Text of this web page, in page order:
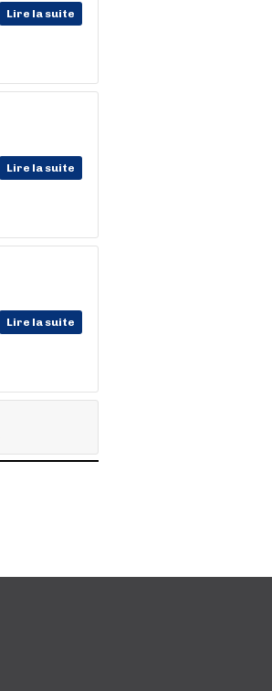
Lire la suite
Lire la suite
Lire la suite